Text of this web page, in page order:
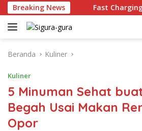
Langsung
ke
konten
Breaking NewsFast Charging EV
Beranda Kuliner
Kuliner
5 Minuman Sehat
Begah Usai Makan
Opor